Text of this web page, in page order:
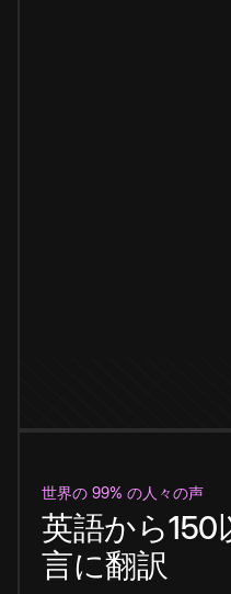
世界の 99% の人々の声
英語から150
言に翻訳